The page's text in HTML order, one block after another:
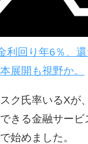
利回り年6％、
展開も視野か。
ク氏率いるXが
きる金融サービ
始めました。